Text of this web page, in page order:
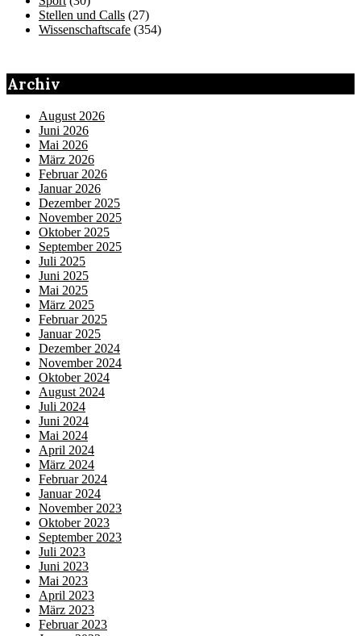
Stellen und Calls (27)
Wissenschaftscafe (354)
Archiv
August 2026
Juni 2026
Mai 2026
März 2026
Februar 2026
Januar 2026
Dezember 2025
November 2025
Oktober 2025
September 2025
Juli 2025
Juni 2025
Mai 2025
März 2025
Februar 2025
Januar 2025
Dezember 2024
November 2024
Oktober 2024
August 2024
Juli 2024
Juni 2024
Mai 2024
April 2024
März 2024
Februar 2024
Januar 2024
November 2023
Oktober 2023
September 2023
Juli 2023
Juni 2023
Mai 2023
April 2023
März 2023
Februar 2023